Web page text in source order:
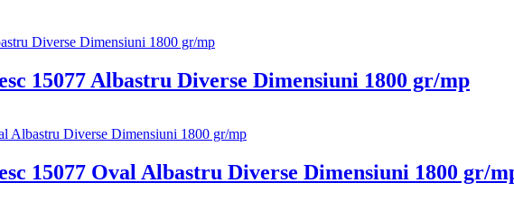
15077 Albastru Diverse Dimensiuni 1800 gr/mp
15077 Oval Albastru Diverse Dimensiuni 1800 gr/